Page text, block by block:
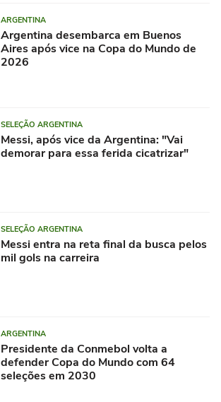
ARGENTINA
Argentina desembarca em Buenos
Aires após vice na Copa do Mundo de
2026
SELEÇÃO ARGENTINA
Messi, após vice da Argentina: "Vai
demorar para essa ferida cicatrizar"
SELEÇÃO ARGENTINA
Messi entra na reta final da busca pelos
mil gols na carreira
ARGENTINA
Presidente da Conmebol volta a
defender Copa do Mundo com 64
seleções em 2030